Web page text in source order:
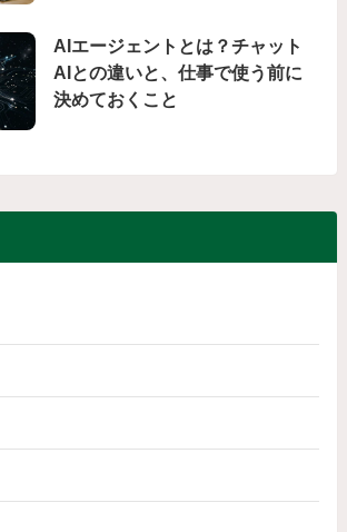
AIエージェントとは？チャット
AIとの違いと、仕事で使う前に
決めておくこと